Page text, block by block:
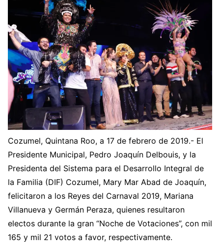
Cozumel, Quintana Roo, a 17 de febrero de 2019.- El
Presidente Municipal, Pedro Joaquín Delbouis, y la
Presidenta del Sistema para el Desarrollo Integral de
la Familia (DIF) Cozumel, Mary Mar Abad de Joaquín,
felicitaron a los Reyes del Carnaval 2019, Mariana
Villanueva y Germán Peraza, quienes resultaron
electos durante la gran “Noche de Votaciones”, con mil
165 y mil 21 votos a favor, respectivamente.